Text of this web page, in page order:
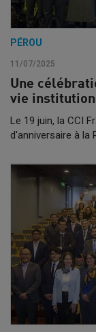
PÉROU
11/07/2025
Une
vie
Le 19 juin, la CCI
d'anniversaire à la